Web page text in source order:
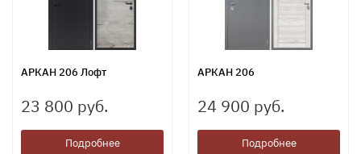
АРКАН 206 Лофт
23 800 руб.
Подробнее
АРКАН 206
24 900 руб.
Подробнее